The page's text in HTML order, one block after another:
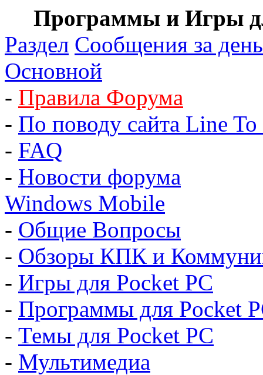
Программы и Игры
Раздел Сообщения за день
Основной
- Правила Форума
- По поводу сайта Line
- FAQ
- Новости форума
Windows Mobile
- Общие Вопросы
- Обзоры КПК и
- Игры для Pocket PC
- Программы для Pocket
- Темы для Pocket PC
- Мультимедиа